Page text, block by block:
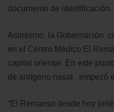
documento de identificación.
Asimismo, la Gobernación
en el Centro Médico El
capital oriental. En este
de antígeno nasal empezó
“El Remanso desde hoy